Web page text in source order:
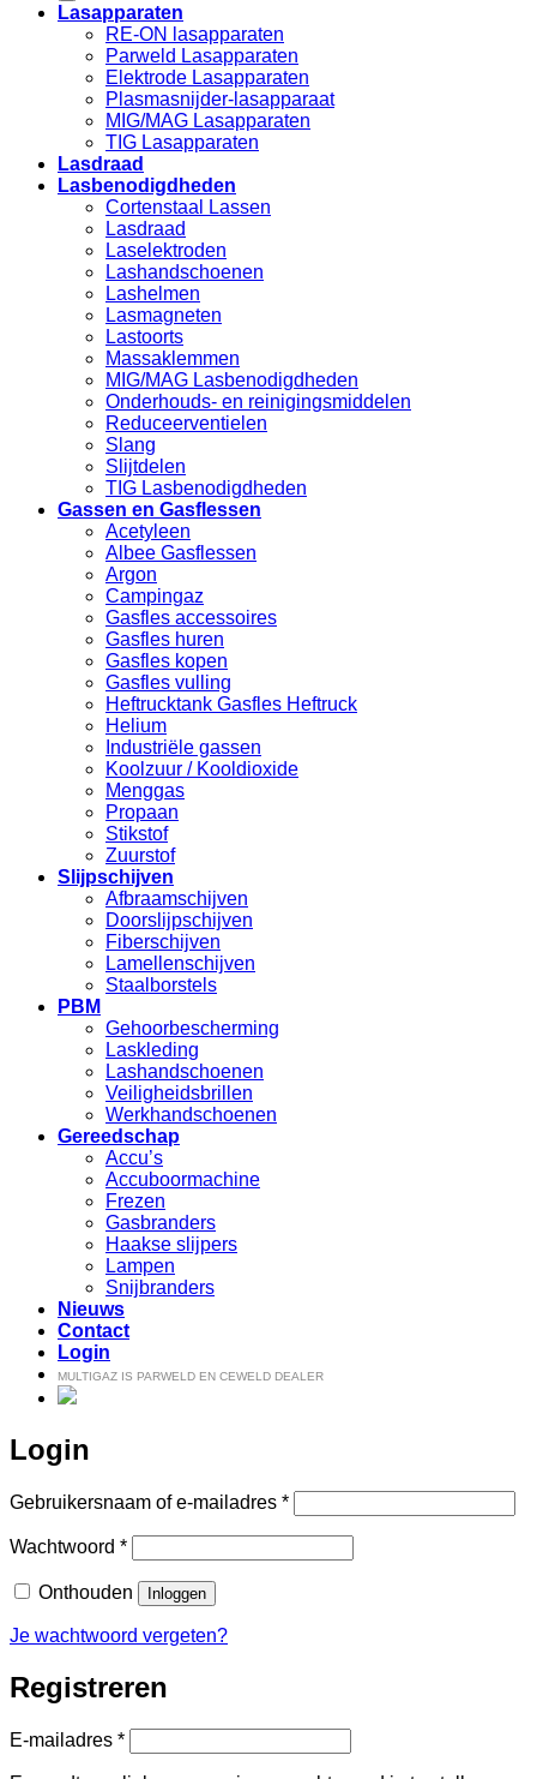
Lasapparaten
RE-ON lasapparaten
Parweld Lasapparaten
Elektrode Lasapparaten
Plasmasnijder-lasapparaat
MIG/MAG Lasapparaten
TIG Lasapparaten
Lasdraad
Lasbenodigdheden
Cortenstaal Lassen
Lasdraad
Laselektroden
Lashandschoenen
Lashelmen
Lasmagneten
Lastoorts
Massaklemmen
MIG/MAG Lasbenodigdheden
Onderhouds- en reinigingsmiddelen
Reduceerventielen
Slang
Slijtdelen
TIG Lasbenodigdheden
Gassen en Gasflessen
Acetyleen
Albee Gasflessen
Argon
Campingaz
Gasfles accessoires
Gasfles huren
Gasfles kopen
Gasfles vulling
Heftrucktank Gasfles Heftruck
Helium
Industriële gassen
Koolzuur / Kooldioxide
Menggas
Propaan
Stikstof
Zuurstof
Slijpschijven
Afbraamschijven
Doorslijpschijven
Fiberschijven
Lamellenschijven
Staalborstels
PBM
Gehoorbescherming
Laskleding
Lashandschoenen
Veiligheidsbrillen
Werkhandschoenen
Gereedschap
Accu’s
Accuboormachine
Frezen
Gasbranders
Haakse slijpers
Lampen
Snijbranders
Nieuws
Contact
Login
MULTIGAZ IS PARWELD EN CEWELD DEALER
Login
Gebruikersnaam of e-mailadres *Vereist
Wachtwoord *Vereist
Onthouden Inloggen
Je wachtwoord vergeten?
Registreren
E-mailadres *Vereist